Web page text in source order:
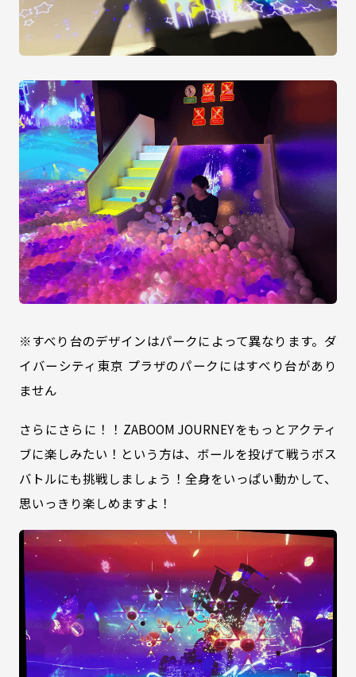
※すべり台のデザインはパークによって異なります。ダ
イバーシティ東京 プラザのパークにはすべり台があり
ません
さらにさらに！！ZABOOM JOURNEYをもっとアクティ
ブに楽しみたい！という方は、ボールを投げて戦うボス
バトルにも挑戦しましょう！全身をいっぱい動かして、
思いっきり楽しめますよ！